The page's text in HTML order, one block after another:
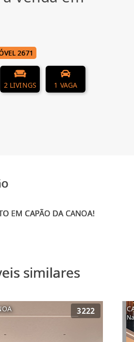
2671
2 LIVINGS 1 VAGA
LANÇAMENTO EM CAPÃO DA CANOA!
similares
3222